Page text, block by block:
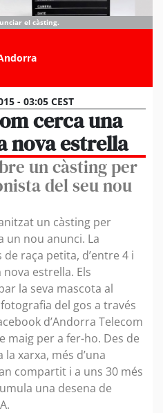
el càsting.
- 03:05 CEST
cerca una
nova estrella
un càsting per
del seu nou
un càsting per
un nou anunci. La
raça petita, d’entre 4 i
estrella. Els
la seva mascota al
del gos a través
d’Andorra Telecom
maig per a fer-ho. Des de
la xarxa, més d’una
compartit i a uns 30 més
una desena de